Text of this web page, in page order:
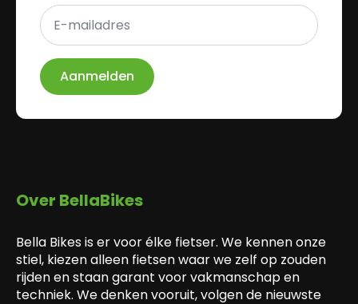
E-
mailadres
*
Aanmelden
Over BellaBikes
Bella Bikes is er voor élke fietser. We kennen onze
stiel, kiezen alleen fietsen waar we zelf op zouden
rijden en staan garant voor vakmanschap en
techniek. We denken vooruit, volgen de nieuwste